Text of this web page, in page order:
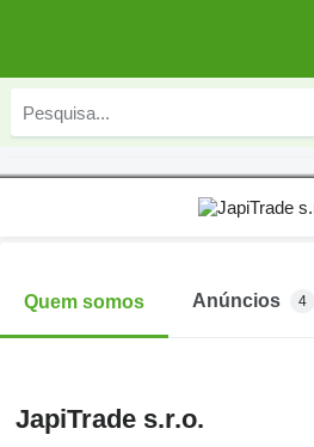
Quem somos Anúncios 4
JapiTrade s.r.o.